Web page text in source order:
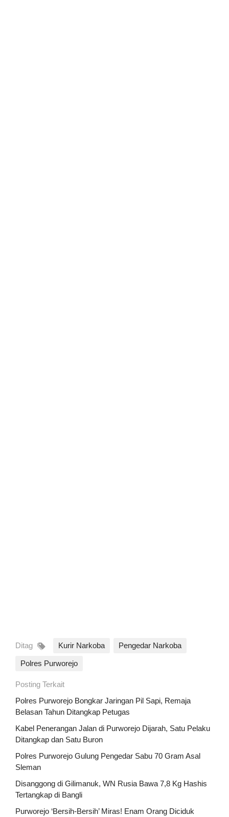
Ditag Kurir Narkoba Pengedar Narkoba
Polres Purworejo
Posting Terkait
Polres Purworejo Bongkar Jaringan Pil Sapi, Remaja
Belasan Tahun Ditangkap Petugas
Kabel Penerangan Jalan di Purworejo Dijarah, Satu Pelaku
Ditangkap dan Satu Buron
Polres Purworejo Gulung Pengedar Sabu 70 Gram Asal
Sleman
Disanggong di Gilimanuk, WN Rusia Bawa 7,8 Kg Hashis
Tertangkap di Bangli
Purworejo ‘Bersih-Bersih’ Miras! Enam Orang Diciduk